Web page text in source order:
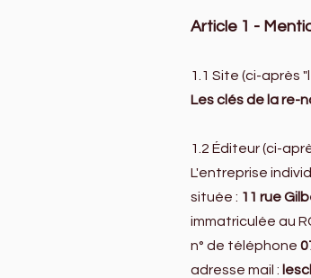
Article 1 -
1.1 Site (ci-après
Les clés de la re-
1.2 Éditeur (ci-
L'entreprise
située : 11 rue
immatriculée au
n° de téléphone
adresse mail :